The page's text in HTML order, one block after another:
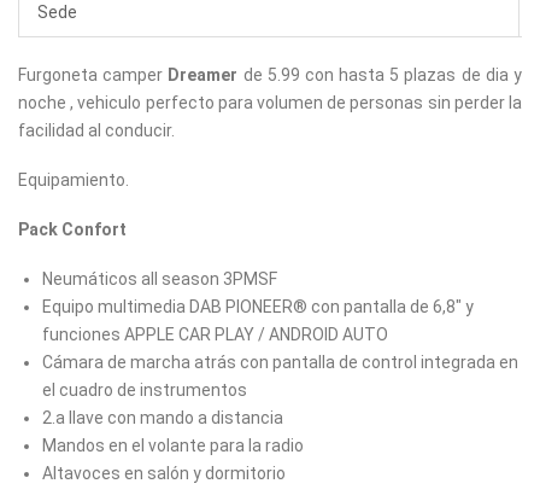
Sede
Furgoneta camper Dreamer de 5.99 con hasta 5 plazas de dia y
noche , vehiculo perfecto para volumen de personas sin perder la
facilidad al conducir.
Equipamiento.
Pack Confort
Neumáticos all season 3PMSF
Equipo multimedia DAB PIONEER® con pantalla de 6,8" y
funciones APPLE CAR PLAY / ANDROID AUTO
Cámara de marcha atrás con pantalla de control integrada en
el cuadro de instrumentos
2.a llave con mando a distancia
Mandos en el volante para la radio
Altavoces en salón y dormitorio